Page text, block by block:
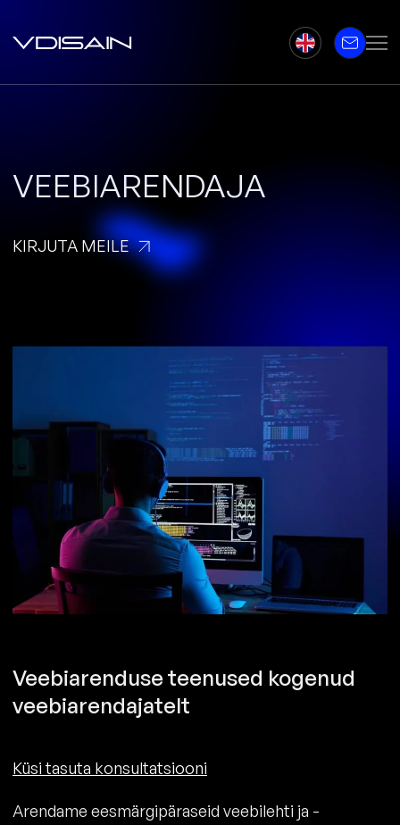
VEEBIARENDAJA
KIRJUTA MEILE
Veebiarenduse teenused kogenud
veebiarendajatelt
Küsi tasuta konsultatsiooni
Arendame eesmärgipäraseid veebilehti ja -